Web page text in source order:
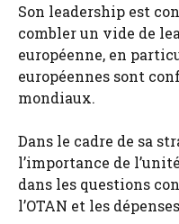
Son leadership est
combler un vide de
européenne, en
européennes sont
mondiaux.
Dans le cadre de sa
l’importance de
dans les questions
l’OTAN et les